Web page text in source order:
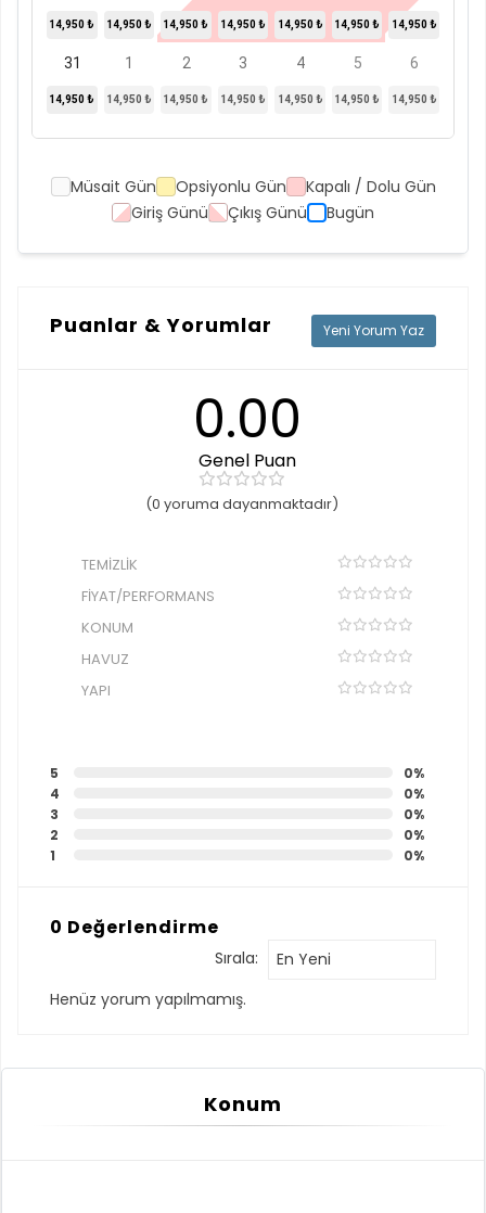
14,950 ₺ 14,950 ₺ 14,950 ₺ 14,950 ₺ 14,950 ₺ 14,950 ₺ 14,950 ₺
31
14,950 ₺
1
14,950 ₺
2
14,950 ₺
3
14,950 ₺
4
14,950 ₺
5
14,950 ₺
6
14,950 ₺
Müsait Gün Opsiyonlu Gün
Kapalı / Dolu Gün
Giriş Günü
Çıkış Günü Bugün
Puanlar & Yorumlar Yeni Yorum Yaz
0.00
Genel Puan
(0 yoruma dayanmaktadır)
TEMIZLIK
FIYAT/PERFORMANS
KONUM
HAVUZ
YAPI
5
0%
4
0%
3
0%
2
0%
1
0%
0 Değerlendirme
Sırala:
En Yeni
Henüz yorum yapılmamış.
Konum